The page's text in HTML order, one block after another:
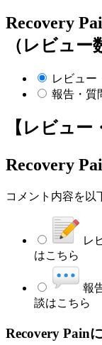
Recovery
（レビュー
レビュー
報告・質
【レビュー
Recovery
コメント内容を以
レ
はこちら
報
談はこちら
Recovery Pain